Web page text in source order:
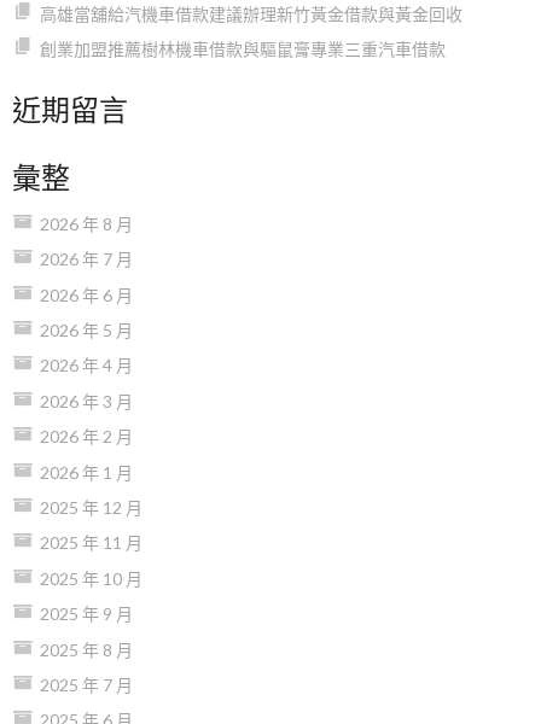
高雄當舖給汽機車借款建議辦理新竹黃金借款與黃金回收
創業加盟推薦樹林機車借款與驅鼠膏專業三重汽車借款
近期留言
彙整
2026 年 8 月
2026 年 7 月
2026 年 6 月
2026 年 5 月
2026 年 4 月
2026 年 3 月
2026 年 2 月
2026 年 1 月
2025 年 12 月
2025 年 11 月
2025 年 10 月
2025 年 9 月
2025 年 8 月
2025 年 7 月